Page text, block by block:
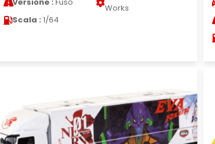
Works
Scala : 1/64